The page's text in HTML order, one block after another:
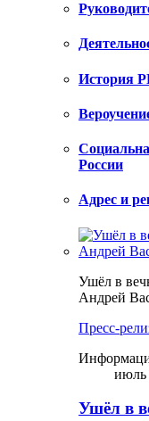
История
России
Адрес и
Ушёл в
Андрей
Пресс-
июль
Ушёл в